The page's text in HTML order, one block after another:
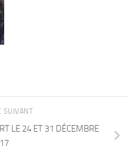
SUIVANT
LE 24 ET 31 DÉCEMBRE